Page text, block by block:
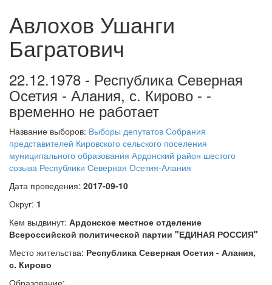
Авлохов Ушанги
Багратович
22.12.1978 - Республика Северная
Осетия - Алания, с. Кирово - -
временно не работает
Название выборов: Выборы депутатов Собрания
представителей Кировского сельского поселения
муниципального образования Ардонский район шестого
созыва Республики Северная Осетия-Алания
Дата проведения: 2017-09-10
Округ: 1
Кем выдвинут: Ардонское местное отделение
Всероссийской политической партии "ЕДИНАЯ РОССИЯ"
Место жительства: Республика Северная Осетия - Алания,
с. Кирово
Образование: